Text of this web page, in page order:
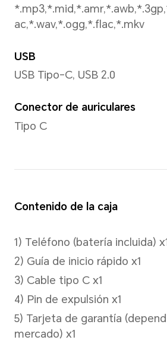
Foto, Vídeo,
tiempo, Multi-
RES, Capturar
Reconocimiento
Soportado